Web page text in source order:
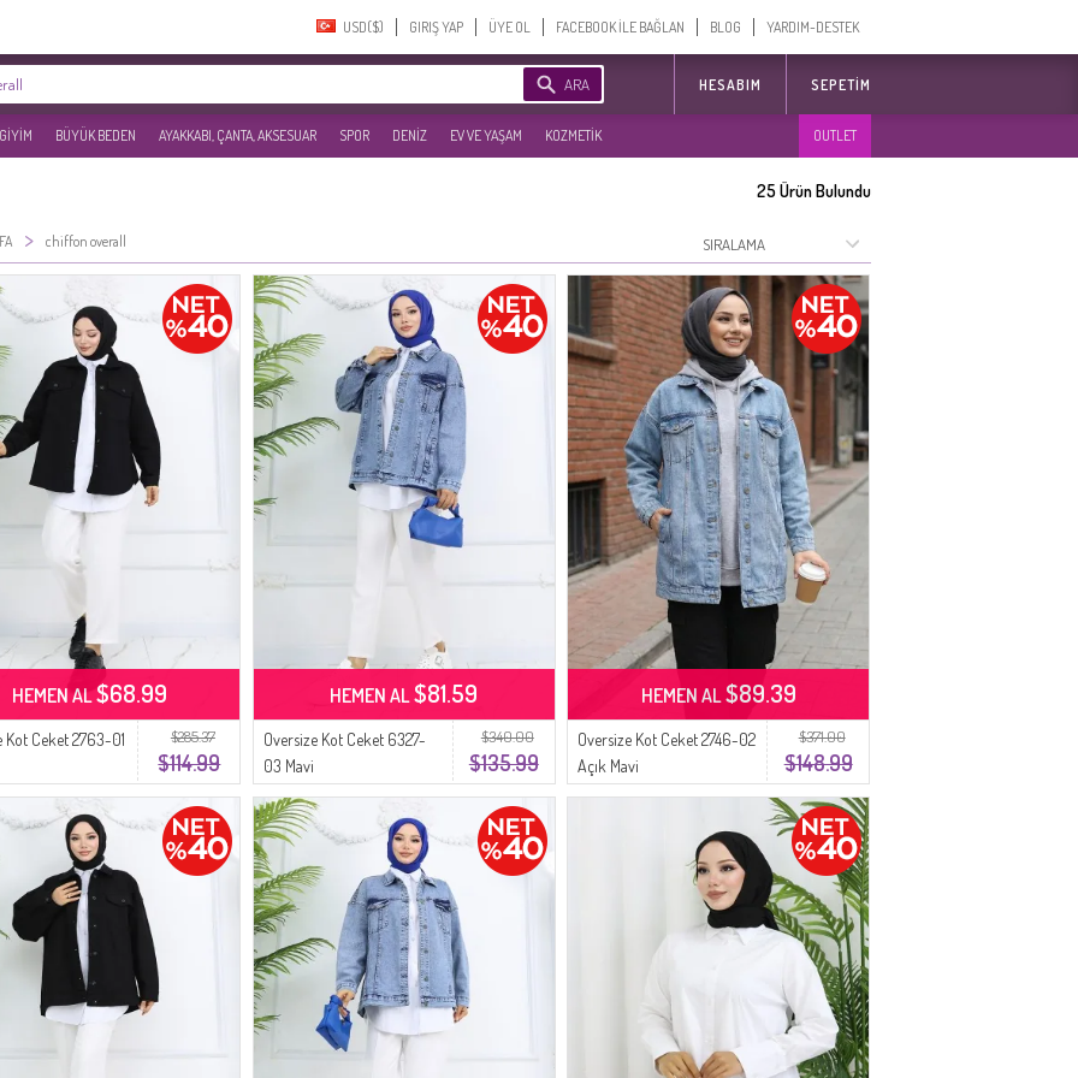
USD($)‎ GIRIŞ YAP ÜYE OL FACEBOOK İLE BAĞLAN BLOG YARDIM-DESTEK
ARA HESABIM SEPETIM
BÜYÜK BEDEN AYAKKABI, ÇANTA, AKSESUAR SPOR DENİZ EV VE YAŞAM KOZMETİK OUTLET
25Ürün Bulundu
> chiffon overall
$285.37
$114.99
Kot Ceket 2763-01
HEMEN AL$68.99
$340.00
$135.99
Oversize Kot Ceket 6327-
03 Mavi
HEMEN AL$81.59
$371.00
$148.99
Oversize Kot Ceket 2746-02
Açık Mavi
HEMEN AL$89.39